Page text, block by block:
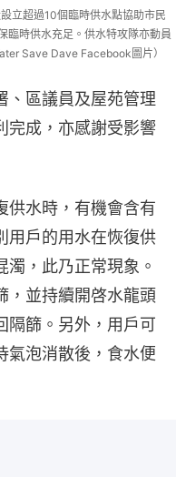
立超過10個臨時供水點協助市民
臨時供水充足。供水特攻隊亦動員
Save Dave Facebook圖片）
、區議員及屋苑管理
完成，亦感謝受影響
供水時，有機會含有
用戶的用水在恢復供
，此乃正常現象。
，並持續開啓水龍頭
隔篩。另外，用戶可
氣泡消散後，食水便